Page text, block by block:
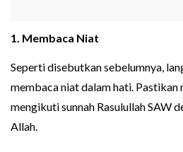
1. Membaca Niat
Seperti disebutkan sebelumnya,
membaca niat dalam hati. Pastikan
mengikuti sunnah Rasulullah SAW
Allah.